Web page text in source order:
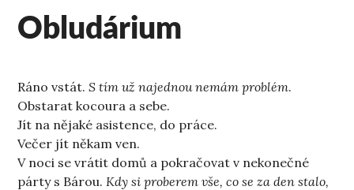
Obludárium
Ráno vstát. S tím už najednou nemám problém.
Obstarat kocoura a sebe.
Jít na nějaké asistence, do práce.
Večer jít někam ven.
V noci se vrátit domů a pokračovat v nekonečné
párty s Bárou. Kdy si proberem vše, co se za den stalo,